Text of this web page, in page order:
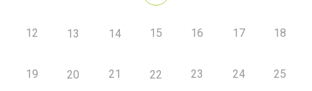
12 13 14 15 16 17 18
19 20 21 22 23 24 25